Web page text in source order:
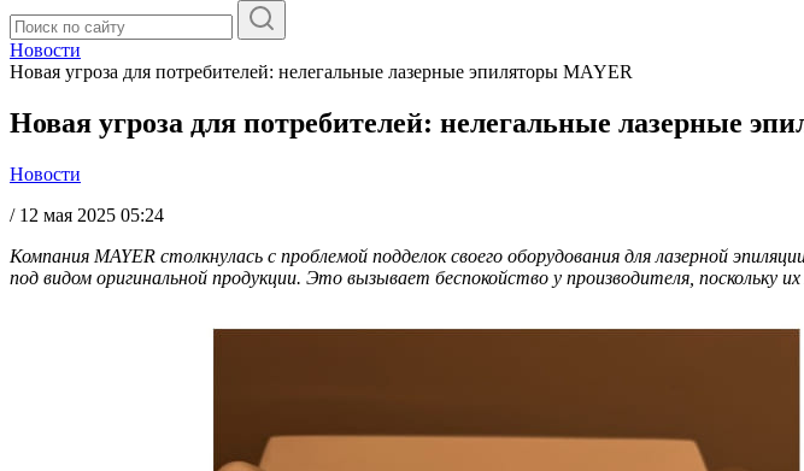
Новости
Новая угроза для потребителей: нелегальные лазерные эпиляторы MAYER
Новая угроза для потребителей: нелегальные лазерные
Новости
/ 12 мая 2025 05:24
Компания MAYER столкнулась с проблемой подделок своего оборудования для лазерной
под видом оригинальной продукции. Это вызывает беспокойство у производителя, поскольку